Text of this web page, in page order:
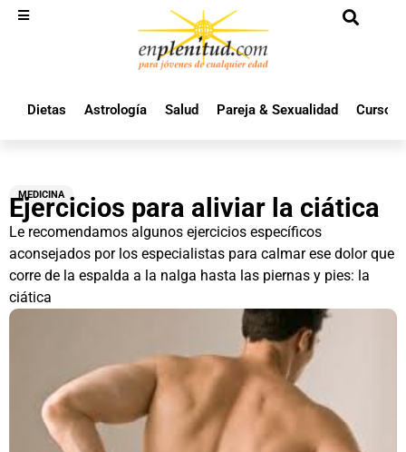
Dietas Astrología Salud Pareja & Sexualidad Cursos
MEDICINA
Ejercicios para aliviar la ciática
Le recomendamos algunos ejercicios específicos
aconsejados por los especialistas para calmar ese dolor que
corre de la espalda a la nalga hasta las piernas y pies: la
ciática